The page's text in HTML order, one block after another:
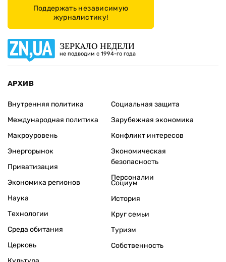
Поддержать независимую
журналистику!
ЗЕРКАЛО НЕДЕЛИ
не подводим с 1994-го года
АРХИВ
Внутренняя политика
Международная политика
Макроуровень
Энергорынок
Приватизация
Экономика регионов
Социальная защита
Зарубежная экономика
Конфликт интересов
Экономическая
безопасность
Персоналии
Наука
Технологии
Среда обитания
Церковь
Социум
История
Круг семьи
Туризм
Собственность